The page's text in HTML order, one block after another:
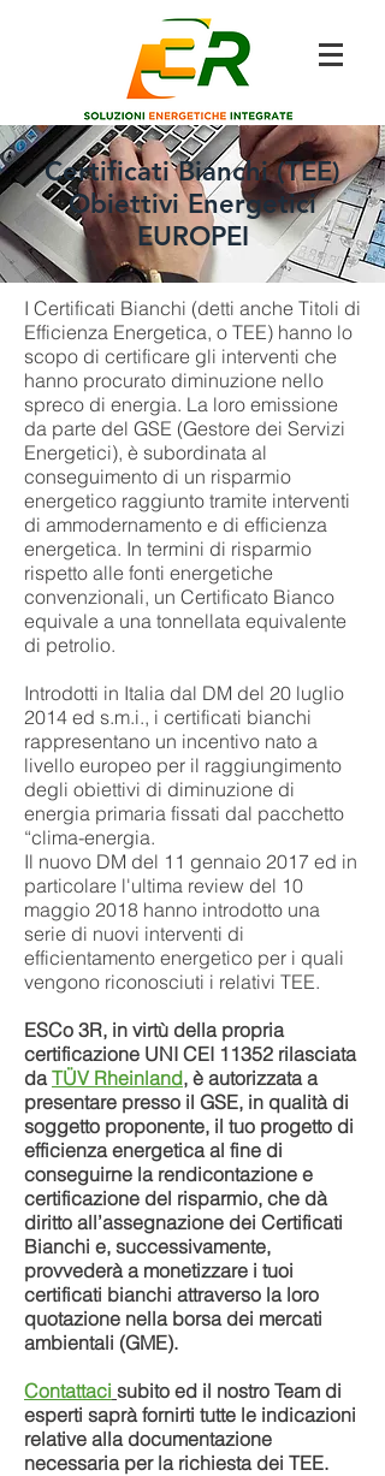
Certificati Bianchi (TEE)
Obiettivi Energetici
EUROPEI
I Certificati Bianchi (detti anche Titoli di
Efficienza Energetica, o TEE) hanno lo
scopo di certificare gli interventi che
hanno procurato diminuzione nello
spreco di energia. La loro emissione
da parte del GSE (Gestore dei Servizi
Energetici), è subordinata al
conseguimento di un risparmio
energetico raggiunto tramite interventi
di ammodernamento e di efficienza
energetica. In termini di risparmio
rispetto alle fonti energetiche
convenzionali, un Certificato Bianco
equivale a una tonnellata equivalente
di petrolio.
Introdotti in Italia dal DM del 20 luglio
2014 ed s.m.i., i certificati bianchi
rappresentano un incentivo nato a
livello europeo per il raggiungimento
degli obiettivi di diminuzione di
energia primaria fissati dal pacchetto
“clima-energia.​
Il nuovo DM del 11 gennaio 2017 ed in
particolare l'ultima review del 10
maggio 2018 hanno introdotto una
serie di nuovi interventi di
efficientamento energetico per i quali
vengono riconosciuti i relativi TEE.
ESCo 3R, in virtù della propria
certificazione UNI CEI 11352 rilasciata
daTÜV Rheinland, è autorizzata a
presentare presso il GSE, in qualità di
soggetto proponente, il tuo progetto di
efficienza energetica al fine di
conseguirne la rendicontazione e
certificazione del risparmio, che dà
diritto all’assegnazione dei Certificati
Bianchi e, successivamente,
provvederà a monetizzare i tuoi
certificati bianchi attraverso la loro
quotazione nella borsa dei mercati
ambientali (GME).
Contattaci subito ed il nostro Team di
esperti saprà fornirti tutte le indicazioni
relative alla documentazione
necessaria per la richiesta dei TEE.